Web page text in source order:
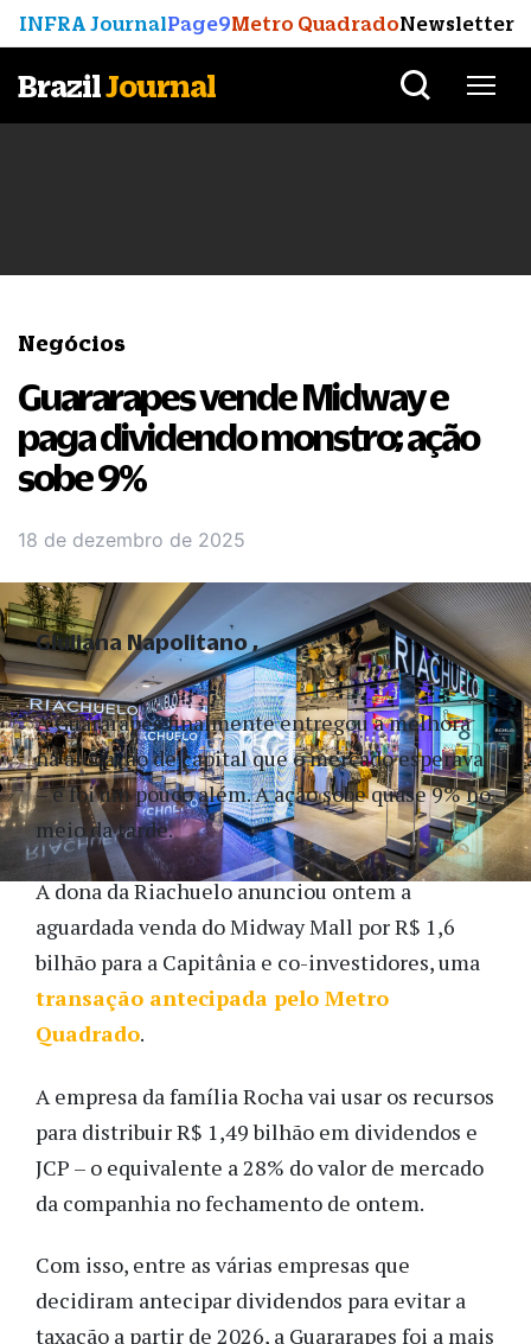
INFRA JournalPage9Metro QuadradoNewsletter
BrazilJournal
Negócios
Guararapes vende Midway e
paga dividendo monstro; ação
sobe 9%
18 de dezembro de 2025
A Guararapes finalmente entregou a melhora
na alocação de capital que o mercado esperava
– e foi um pouco além. A ação sobe quase 9% no
meio da tarde.
A dona da Riachuelo anunciou ontem a
aguardada venda do Midway Mall por R$ 1,6
bilhão para a Capitânia e co-investidores, uma
transação antecipada pelo Metro
Quadrado.
A empresa da família Rocha vai usar os recursos
para distribuir R$ 1,49 bilhão em dividendos e
JCP – o equivalente a 28% do valor de mercado
da companhia no fechamento de ontem.
Com isso, entre as várias empresas que
decidiram antecipar dividendos para evitar a
taxação a partir de 2026, a Guararapes foi a mais
Giuliana Napolitano